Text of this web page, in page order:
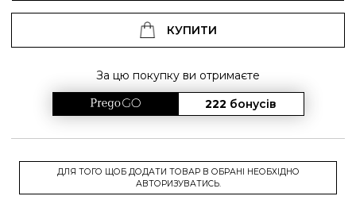
КУПИТИ
За цю покупку ви отримаєте
222 бонусів
ДЛЯ ТОГО ЩОБ ДОДАТИ ТОВАР В ОБРАНІ НЕОБХІДНО
АВТОРИЗУВАТИСЬ.